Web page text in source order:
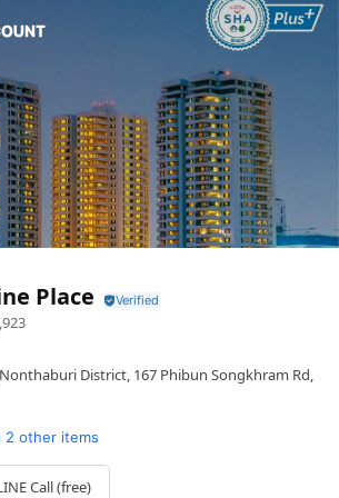
Place
District, 167 Phibun Songkhram Rd,
2 other items
Call (free)